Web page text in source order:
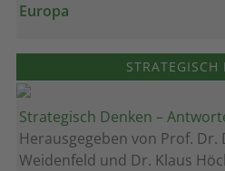
Europa
STRATEGISCH
Strategisch Denken –
Herausgegeben von Prof. Dr.
Weidenfeld und Dr. Klaus